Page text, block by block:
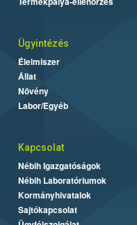
Ügyintézés
Élelmiszer
Állat
Növény
Labor/Egyéb
Kapcsolat
Nébih Igazgatóságok
Nébih Laboratóriumok
Kormányhivatalok
Sajtókapcsolat